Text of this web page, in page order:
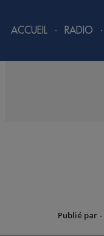
ACCUEIL RADIO
Publié par -